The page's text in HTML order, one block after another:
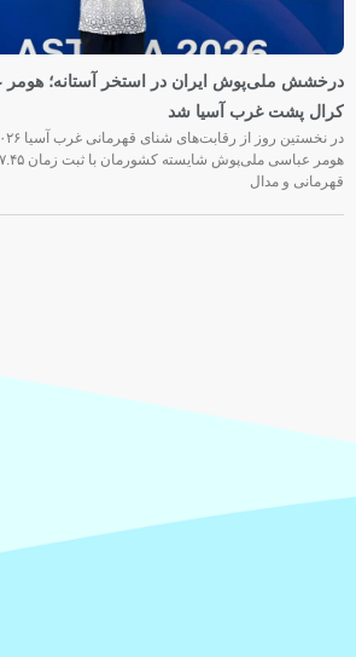
کرال پشت غرب آسیا شد
قهرمانی و مدال